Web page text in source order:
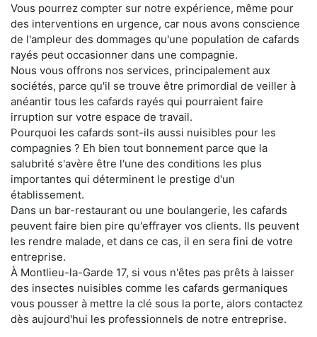
Vous pourrez compter sur notre expérience, même pour
des interventions en urgence, car nous avons conscience
de l'ampleur des dommages qu'une population de cafards
rayés peut occasionner dans une compagnie.
Nous vous offrons nos services, principalement aux
sociétés, parce qu'il se trouve être primordial de veiller à
anéantir tous les cafards rayés qui pourraient faire
irruption sur votre espace de travail.
Pourquoi les cafards sont-ils aussi nuisibles pour les
compagnies ? Eh bien tout bonnement parce que la
salubrité s'avère être l'une des conditions les plus
importantes qui déterminent le prestige d'un
établissement.
Dans un bar-restaurant ou une boulangerie, les cafards
peuvent faire bien pire qu'effrayer vos clients. Ils peuvent
les rendre malade, et dans ce cas, il en sera fini de votre
entreprise.
À Montlieu-la-Garde 17, si vous n'êtes pas prêts à laisser
des insectes nuisibles comme les cafards germaniques
vous pousser à mettre la clé sous la porte, alors contactez
dès aujourd'hui les professionnels de notre entreprise.